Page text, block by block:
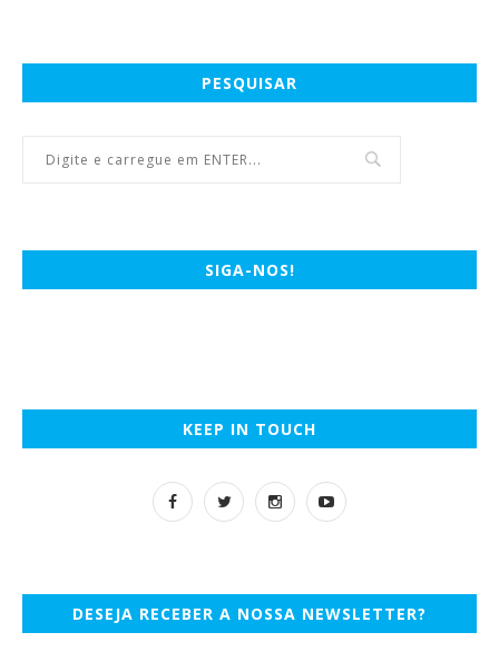
PESQUISAR
SIGA-NOS!
KEEP IN TOUCH
DESEJA RECEBER A NOSSA NEWSLETTER?